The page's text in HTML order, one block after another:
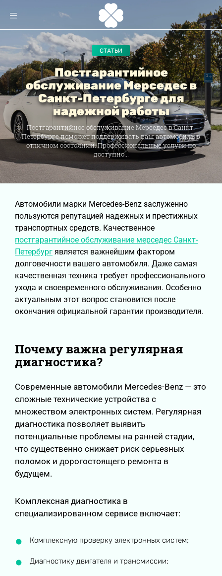
СТАТЬИ
Постгарантийное
обслуживание Мерседес в
Санкт-Петербурге для
надежной работы
Постгарантийное обслуживание Мерседес в Санкт-
Петербурге поможет поддерживать ваш автомобиль в
отличном состоянии. Профессиональные услуги по
доступно...
Автомобили марки Mercedes-Benz заслуженно
пользуются репутацией надежных и престижных
транспортных средств. Качественное
постгарантийное обслуживание мерседес Санкт-
Петербург является важнейшим фактором
долговечности вашего автомобиля. Даже самая
качественная техника требует профессионального
ухода и своевременного обслуживания. Особенно
актуальным этот вопрос становится после
окончания официальной гарантии производителя.
Почему важна регулярная
диагностика?
Современные автомобили Mercedes-Benz — это
сложные технические устройства с
множеством электронных систем. Регулярная
диагностика позволяет выявить
потенциальные проблемы на ранней стадии,
что существенно снижает риск серьезных
поломок и дорогостоящего ремонта в
будущем.
Комплексная диагностика в
специализированном сервисе включает:
Комплексную проверку электронных систем;
Диагностику двигателя и трансмиссии;